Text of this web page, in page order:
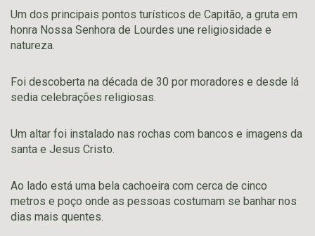
Um dos principais pontos turísticos de Capitão, a gruta em
honra Nossa Senhora de Lourdes une religiosidade e
natureza.
Foi descoberta na década de 30 por moradores e desde lá
sedia celebrações religiosas.
Um altar foi instalado nas rochas com bancos e imagens da
santa e Jesus Cristo.
Ao lado está uma bela cachoeira com cerca de cinco
metros e poço onde as pessoas costumam se banhar nos
dias mais quentes.